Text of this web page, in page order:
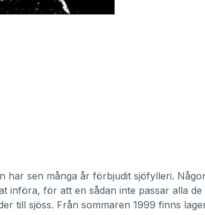
har sen många år förbjudit sjöfylleri.
införa, för att en sådan inte passar alla
till sjöss. Från sommaren 1999 finns